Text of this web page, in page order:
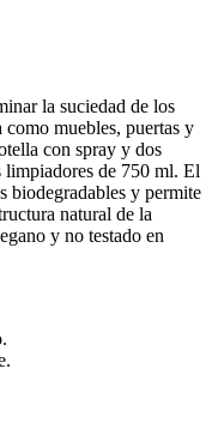
la suciedad de los
como muebles, puertas y
con spray y dos
limpiadores de 750 ml. El
biodegradables y permite
natural de la
y no testado en